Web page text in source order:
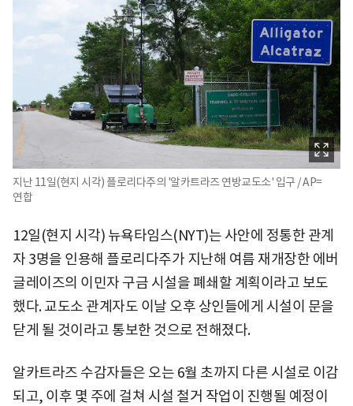
지난 11일(현지 시각) 플로리다주의 '알카트라즈 연방교도소' 입구 / AP=
연합
12일(현지 시각) 뉴욕타임스(NYT)는 사안에 정통한 관계
자 3명을 인용해 플로리다주가 지난해 여름 재개장한 에버
글레이즈의 이민자 구금 시설을 폐쇄할 계획이라고 보도
했다. 교도소 관계자도 이날 오후 상인들에게 시설이 문을
닫게 될 것이라고 통보한 것으로 전해졌다.
알카트라즈 수감자들은 오는 6월 초까지 다른 시설로 이감
되고, 이후 몇 주에 걸쳐 시설 철거 작업이 진행될 예정이